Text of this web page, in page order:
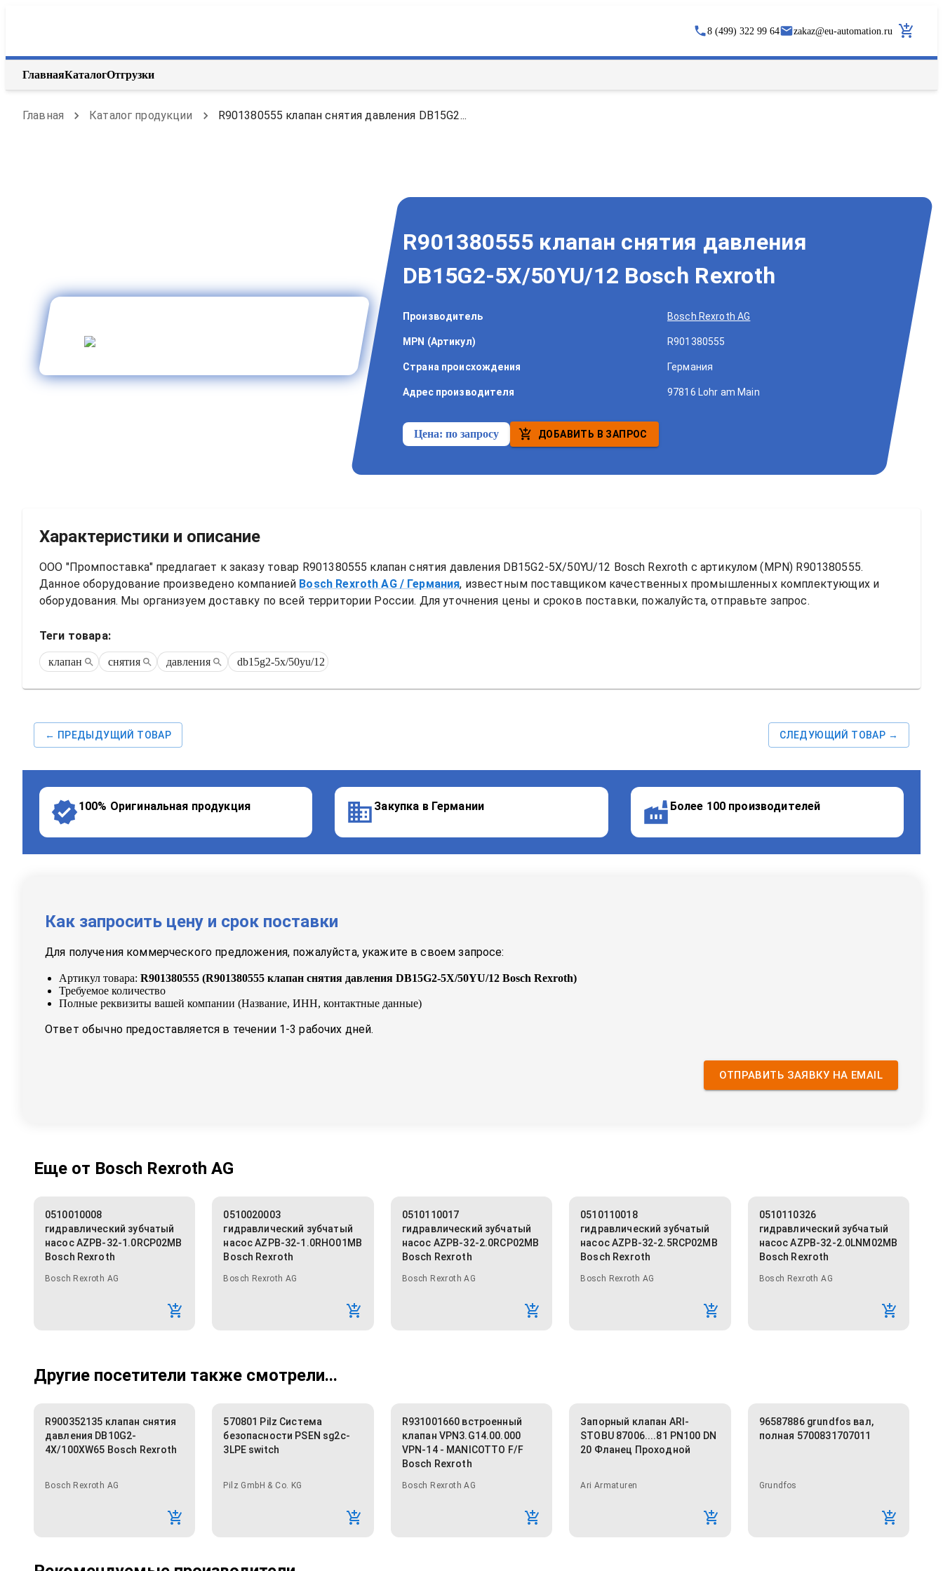
8 (499) 322 99 64 zakaz@eu-automation.ru
ГлавнаяКаталогОтгрузки
Главная Каталог продукции R901380555 клапан снятия давления DB15G2...
R901380555 клапан снятия давления
DB15G2-5X/50YU/12 Bosch Rexroth
Производитель Bosch Rexroth AG
MPN (Артикул) R901380555
Страна происхождения Германия
Адрес производителя 97816 Lohr am Main
Цена:по запросу ДОБАВИТЬ В ЗАПРОС
Характеристики и описание
ООО "Промпоставка" предлагает к заказу товар R901380555 клапан снятия давления DB15G2-5X/50YU/12 Bosch Rexroth с артикулом (MPN) R901380555.
Данное оборудование произведено компанией Bosch Rexroth AG / Германия, известным поставщиком качественных промышленных комплектующих и
оборудования. Мы организуем доставку по всей территории России. Для уточнения цены и сроков поставки, пожалуйста, отправьте запрос.
Теги товара:
клапан снятия давления db15g2-5x/50yu/12
← ПРЕДЫДУЩИЙ ТОВАР СЛЕДУЮЩИЙ ТОВАР →
100% Оригинальная продукция Закупка в Германии Более 100 производителей
Как запросить цену и срок поставки
Для получения коммерческого предложения, пожалуйста, укажите в своем запросе:
Артикул товара: R901380555 (R901380555 клапан снятия давления DB15G2-5X/50YU/12 Bosch Rexroth)
Требуемое количество
Полные реквизиты вашей компании (Название, ИНН, контактные данные)
Ответ обычно предоставляется в течении 1-3 рабочих дней.
ОТПРАВИТЬ ЗАЯВКУ НА EMAIL
Еще от Bosch Rexroth AG
0510010008
гидравлический зубчатый
насос AZPB-32-1.0RCP02MB
Bosch Rexroth
Bosch Rexroth AG
0510020003
гидравлический зубчатый
насос AZPB-32-1.0RHO01MB
Bosch Rexroth
Bosch Rexroth AG
0510110017
гидравлический зубчатый
насос AZPB-32-2.0RCP02MB
Bosch Rexroth
Bosch Rexroth AG
0510110018
гидравлический зубчатый
насос AZPB-32-2.5RCP02MB
Bosch Rexroth
Bosch Rexroth AG
0510110326
гидравлический зубчатый
насос AZPB-32-2.0LNM02MB
Bosch Rexroth
Bosch Rexroth AG
Другие посетители также смотрели...
R900352135 клапан снятия
давления DB10G2-
4X/100XW65 Bosch Rexroth
Bosch Rexroth AG
570801 Pilz Система
безопасности PSEN sg2c-
3LPE switch
Pilz GmbH & Co. KG
R931001660 встроенный
клапан VPN3.G14.00.000
VPN-14 - MANICOTTO F/F
Bosch Rexroth
Bosch Rexroth AG
Запорный клапан ARI-
STOBU 87006....81 PN100 DN
20 Фланец Проходной
Ari Armaturen
96587886 grundfos вал,
полная 5700831707011
Grundfos